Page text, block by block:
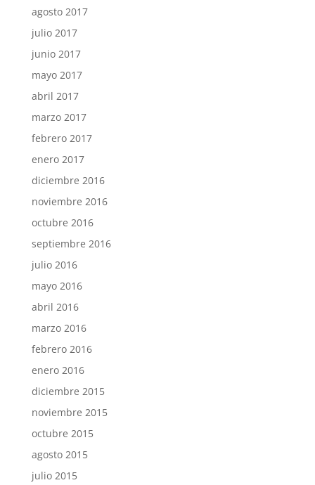
agosto 2017
julio 2017
junio 2017
mayo 2017
abril 2017
marzo 2017
febrero 2017
enero 2017
diciembre 2016
noviembre 2016
octubre 2016
septiembre 2016
julio 2016
mayo 2016
abril 2016
marzo 2016
febrero 2016
enero 2016
diciembre 2015
noviembre 2015
octubre 2015
agosto 2015
julio 2015